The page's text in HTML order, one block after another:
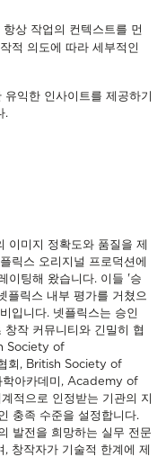
상 작업의 컨텍스트를 먼
적 의도에 따라 세부적인
익한 인사이트를 제공하기
.
이미지 정확도와 품질을 제
릭스 오리지널 프로덕션에
이팅해 왔습니다. 이들 '승
플릭스 내부 평가를 거쳤으
입니다. 넷플릭스는 승인
작 커뮤니티와 긴밀히 협
Society of
회, British Society of
아카데미, Academy of
으로 인정받는 기관의 지
충족 수준을 설정합니다.
발전을 희망하는 실무 전문
창작자가 기술적 한계에 제